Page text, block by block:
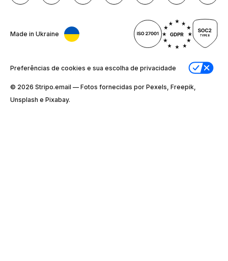
Made in Ukraine
Preferências de cookies e sua escolha de privacidade
© 2026 Stripо.email — Fotos fornecidas por Pexels, Freepik,
Unsplash e Pixabay.